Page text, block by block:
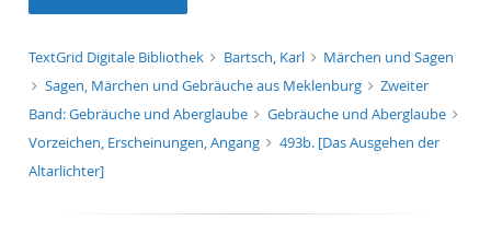
TextGrid Digitale Bibliothek Bartsch, Karl
Märchen und Sagen
Sagen, Märchen und Gebräuche aus Meklenburg
Zweiter
Band: Gebräuche und Aberglaube
Gebräuche und Aberglaube
Vorzeichen, Erscheinungen, Angang
493b. [Das Ausgehen der
Altarlichter]